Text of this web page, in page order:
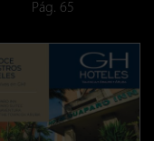
Pág. 65